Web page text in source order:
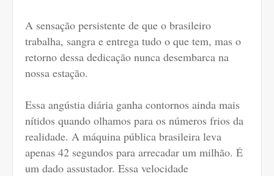
A sensação persistente de que o brasileiro
trabalha, sangra e entrega tudo o que tem, mas o
retorno dessa dedicação nunca desembarca na
nossa estação.
Essa angústia diária ganha contornos ainda mais
nítidos quando olhamos para os números frios da
realidade. A máquina pública brasileira leva
apenas 42 segundos para arrecadar um milhão. É
um dado assustador. Essa velocidade